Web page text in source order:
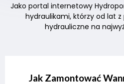
Jako portal internetowy
hydraulikami, którzy od lat z
hydrauliczne na
Jak Zamontować